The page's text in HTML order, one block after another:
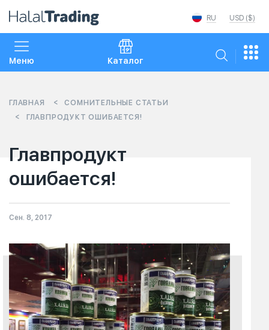
USD ($)
RU
Меню Каталог
ГЛАВНАЯ
СОМНИТЕЛЬНЫЕ СТАТЬИ
ГЛАВПРОДУКТ ОШИБАЕТСЯ!
Главпродукт
ошибается!
Сен. 8, 2017